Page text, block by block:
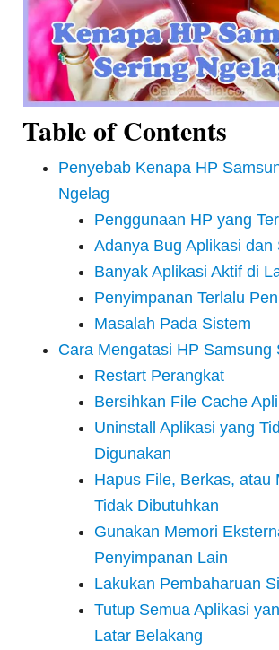
Table of Contents
Penyebab Kenapa HP
Ngelag
Penggunaan HP yang
Adanya Bug Aplikasi dan
Banyak Aplikasi Aktif di
Penyimpanan Terlalu
Masalah Pada Sistem
Cara Mengatasi HP Samsung
Restart Perangkat
Bersihkan File Cache
Uninstall Aplikasi yang
Digunakan
Hapus File, Berkas, atau
Tidak Dibutuhkan
Gunakan Memori
Penyimpanan Lain
Lakukan Pembaharuan
Tutup Semua Aplikasi
Latar Belakang